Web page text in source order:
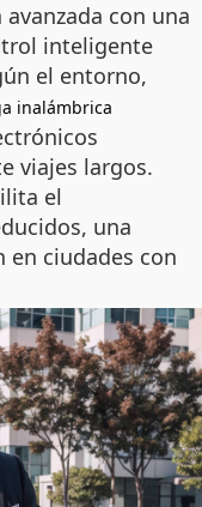
con una
inteligente
el entorno,
inalámbrica
viajes largos.
el
una
en ciudades con